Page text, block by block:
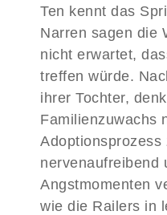
Ten kennt das
Narren sagen die
nicht erwartet,
treffen würde.
ihrer Tochter,
Familienzuwachs
Adoptionsprozess
nervenaufreibend
Angstmomenten
wie die Railers in